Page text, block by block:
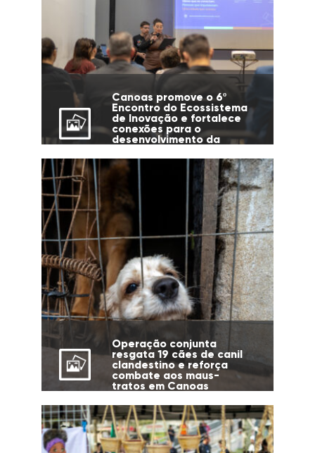
Canoas promove o 6º
Encontro do Ecossistema
de Inovação e fortalece
conexões para o
desenvolvimento da
Operação conjunta
resgata 19 cães de canil
clandestino e reforça
combate aos maus-
tratos em Canoas